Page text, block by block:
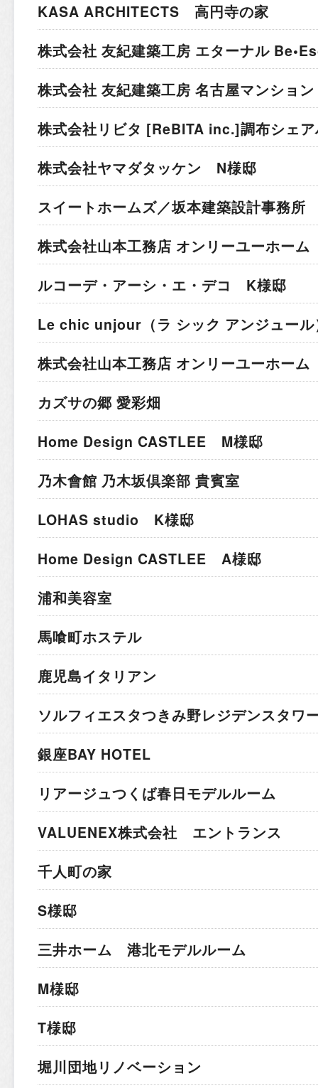
KASA ARCHITECTS 高円寺の家
株式会社 友紀建築工房 エターナル
株式会社 友紀建築工房 名古屋マンショ
株式会社リビタ [ReBITA inc.]調布シェ
株式会社ヤマダタッケン N様邸
スイートホームズ／坂本建築設計事務
株式会社山本工務店 オンリーユーホー
ルコーデ・アーシ・エ・デコ K様邸
Le chic unjour（ラ シック アンジュール
株式会社山本工務店 オンリーユーホー
カズサの郷 愛彩畑
Home Design CASTLEE M様邸
乃木會館 乃木坂倶楽部 貴賓室
LOHAS studio K様邸
Home Design CASTLEE A様邸
浦和美容室
馬喰町ホステル
鹿児島イタリアン
ソルフィエスタつきみ野レジデンスタワ
銀座BAY HOTEL
リアージュつくば春日モデルルーム
VALUENEX株式会社 エントランス
千人町の家
S様邸
三井ホーム 港北モデルルーム
M様邸
T様邸
堀川団地リノベーション